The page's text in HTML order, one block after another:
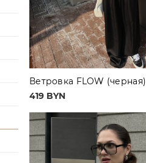
Ветровка FLOW (черная)
419 BYN